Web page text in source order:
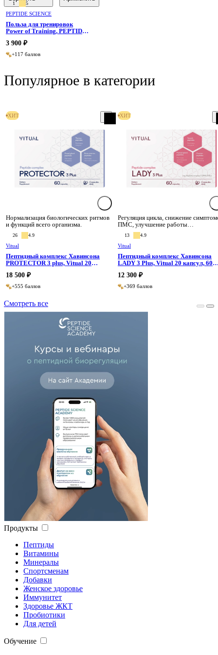
восстановления и мужской
уверенности
1 5
PEPTIDE SCIENCE
Польза для тренировок
Power of Training, PEPTIDE
3 900 ₽
+117 баллов
Популярное в категории
Смотреть все
Нормализация биологических ритмов
и функций всего организма.
26 4.9
Vitual
Пептидный комплекс Хавинсона
PROTECTOR 3 plus, Vitual 20
18 500 ₽
ХИТ
+555 баллов
Регуляция цикла, снижение
ПМС, улучшение работы
репродуктивной системы.
13 4.9
Vitual
Пептидный комплекс Хавинсона
LADY 3 Plus, Vitual 20 капсул, 60
12 300 ₽
ХИТ
+369 баллов
Продукты
Пептиды
Витамины
Минералы
Спортсменам
Добавки
Женское здоровье
Иммунитет
Здоровье ЖКТ
Пробиотики
Для детей
Обучение